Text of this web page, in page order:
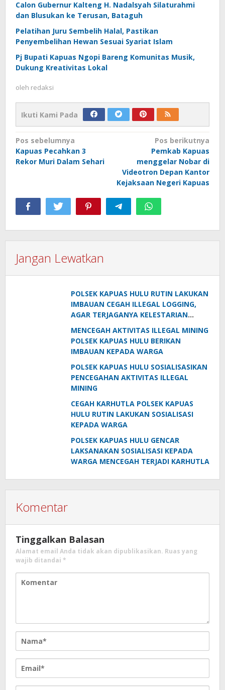
Calon Gubernur Kalteng H. Nadalsyah Silaturahmi
dan Blusukan ke Terusan, Bataguh
Pelatihan Juru Sembelih Halal, Pastikan
Penyembelihan Hewan Sesuai Syariat Islam
Pj Bupati Kapuas Ngopi Bareng Komunitas Musik,
Dukung Kreativitas Lokal
oleh redaksi
Ikuti Kami Pada
Navigasi
pos
Pos sebelumnya
Kapuas Pecahkan 3
Rekor Muri Dalam Sehari
Pos berikutnya
Pemkab Kapuas
menggelar Nobar di
Videotron Depan Kantor
Kejaksaan Negeri Kapuas
Jangan Lewatkan
POLSEK KAPUAS HULU RUTIN LAKUKAN
IMBAUAN CEGAH ILLEGAL LOGGING,
AGAR TERJAGANYA KELESTARIAN
MENCEGAH AKTIVITAS ILLEGAL MINING
POLSEK KAPUAS HULU BERIKAN
IMBAUAN KEPADA WARGA
POLSEK KAPUAS HULU SOSIALISASIKAN
PENCEGAHAN AKTIVITAS ILLEGAL
MINING
CEGAH KARHUTLA POLSEK KAPUAS
HULU RUTIN LAKUKAN SOSIALISASI
KEPADA WARGA
POLSEK KAPUAS HULU GENCAR
LAKSANAKAN SOSIALISASI KEPADA
WARGA MENCEGAH TERJADI KARHUTLA
Komentar
Tinggalkan Balasan
Alamat email Anda tidak akan dipublikasikan. Ruas yang
wajib ditandai *